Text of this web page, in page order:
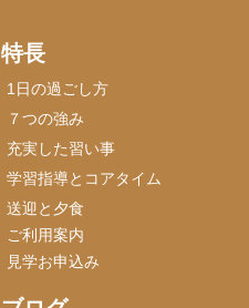
特長
1日の過ごし方
７つの強み
充実した習い事
学習指導とコアタイム
送迎と夕食
ご利用案内
見学お申込み